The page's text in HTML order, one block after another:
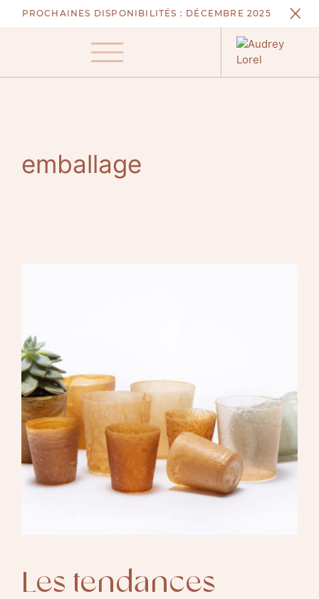
AllerPROCHAINES DISPONIBILITÉS : DÉCEMBRE 2025
Menu
emballage
Les tendances